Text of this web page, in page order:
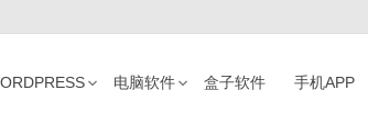
电脑软件 盒子软件 手机APP